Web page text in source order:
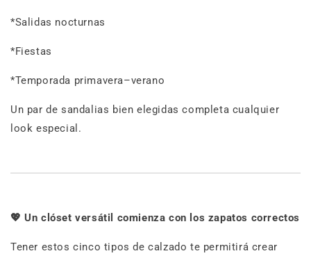
*Salidas nocturnas
*Fiestas
*Temporada primavera–verano
Un par de sandalias bien elegidas completa cualquier
look especial.
💖 Un clóset versátil comienza con los zapatos correctos
Tener estos cinco tipos de calzado te permitirá crear